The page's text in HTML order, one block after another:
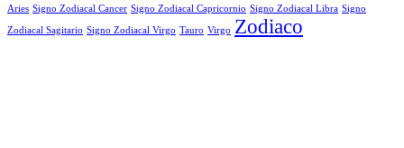
Aries Signo Zodiacal Cancer Signo Zodiacal Capricornio Signo Zodiacal Libra Signo
Zodiacal Sagitario Signo Zodiacal Virgo Tauro Virgo Zodiaco